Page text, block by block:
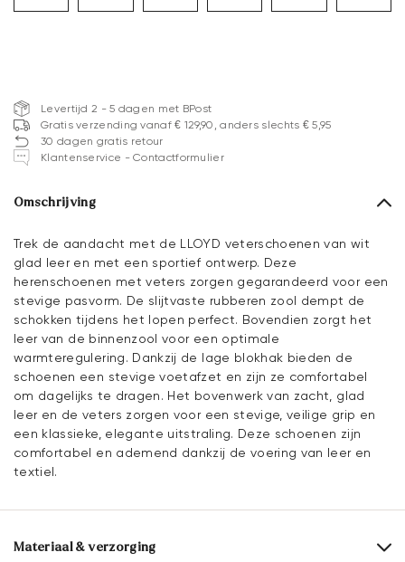
Levertijd 2 - 5 dagen met BPost
Gratis verzending vanaf € 129,90, anders slechts € 5,95
30 dagen gratis retour
Klantenservice - Contactformulier
Omschrijving
Trek de aandacht met de LLOYD veterschoenen van wit
glad leer en met een sportief ontwerp. Deze
herenschoenen met veters zorgen gegarandeerd voor een
stevige pasvorm. De slijtvaste rubberen zool dempt de
schokken tijdens het lopen perfect. Bovendien zorgt het
leer van de binnenzool voor een optimale
warmteregulering. Dankzij de lage blokhak bieden de
schoenen een stevige voetafzet en zijn ze comfortabel
om dagelijks te dragen. Het bovenwerk van zacht, glad
leer en de veters zorgen voor een stevige, veilige grip en
een klassieke, elegante uitstraling. Deze schoenen zijn
comfortabel en ademend dankzij de voering van leer en
textiel.
Materiaal & verzorging